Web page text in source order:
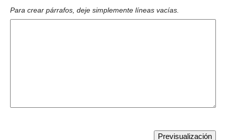
Para crear párrafos, deje simplemente líneas vacías.